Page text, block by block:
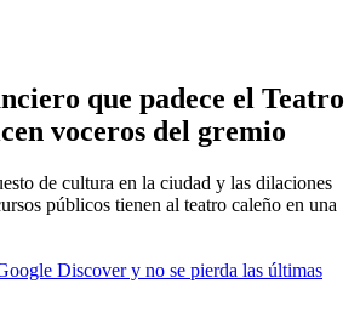
que padece el Teatro
voceros del gremio
de cultura en la ciudad y las dilaciones
públicos tienen al teatro caleño en una
Discover y no se pierda las últimas